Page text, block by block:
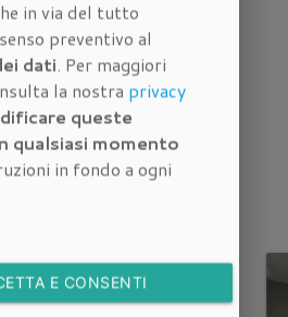
correlati
in vendita a Firenze
in via del tutto
preventivo al
dati. Per maggiori
la nostra privacy
queste
qualsiasi momento
in fondo a ogni
E CONSENTI